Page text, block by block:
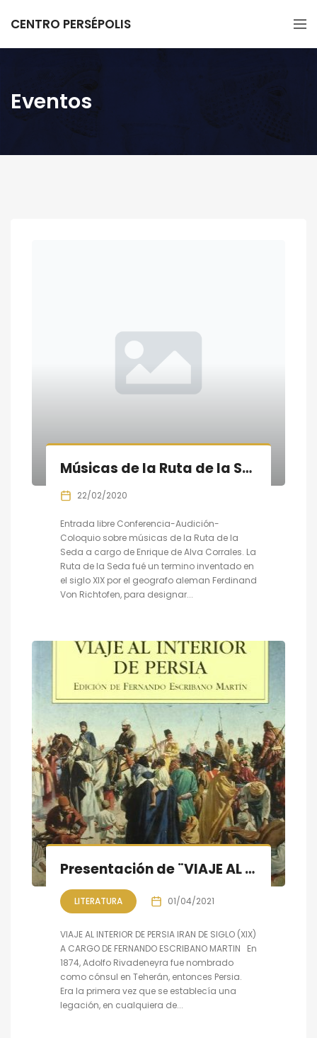
CENTRO PERSÉPOLIS
Eventos
Músicas de la Ruta de la Seda: Conferencia-Audición-Coloquio
22/02/2020
Entrada libre Conferencia-Audición-
Coloquio sobre músicas de la Ruta de la
Seda a cargo de Enrique de Alva Corrales. La
Ruta de la Seda fué un termino inventado en
el siglo XIX por el geografo aleman Ferdinand
Von Richtofen, para designar...
Presentación de ¨VIAJE AL INTERIOR DE PERSIA¨ ruta de Rivadeneyra
LITERATURA 01/04/2021
VIAJE AL INTERIOR DE PERSIA IRAN DE SIGLO (XIX)
A CARGO DE FERNANDO ESCRIBANO MARTIN En
1874, Adolfo Rivadeneyra fue nombrado
como cónsul en Teherán, entonces Persia.
Era la primera vez que se establecía una
legación, en cualquiera de...